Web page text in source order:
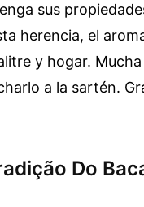
sus
herencia, el
y hogar.
a la sartén.
Do